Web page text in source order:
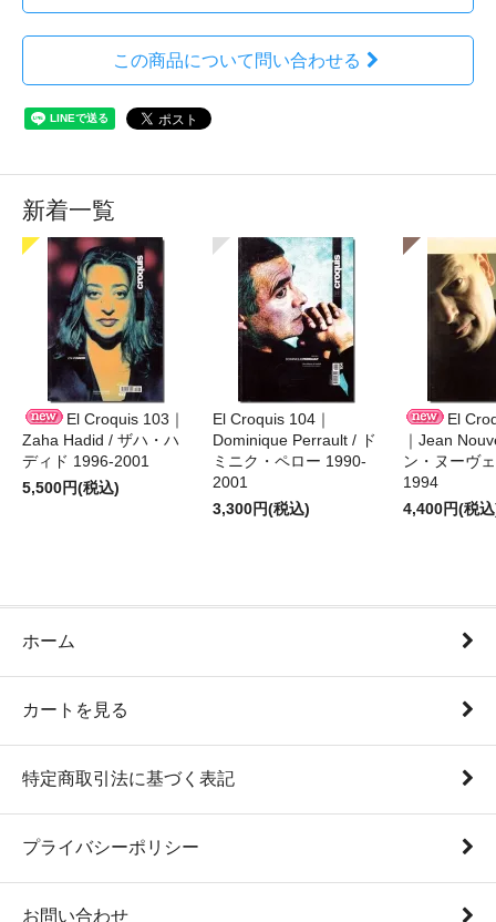
この商品について問い合わせる
新着一覧
El Croquis 103｜
Zaha Hadid / ザハ・ハ
ディド 1996-2001
5,500円(税込)
El Croquis 104｜
Dominique Perrault / ド
ミニク・ペロー 1990-
2001
3,300円(税込)
El
｜Jean
ン・ヌーヴ
1994
4,400円(税
ホーム
カートを見る
特定商取引法に基づく表記
プライバシーポリシー
お問い合わせ